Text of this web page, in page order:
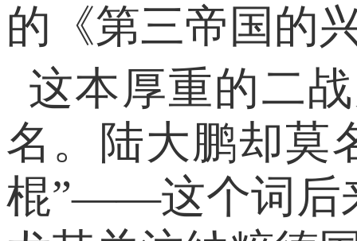
的《第三帝国的
这本厚重的二
名。陆大鹏却莫
棍”——这个词后